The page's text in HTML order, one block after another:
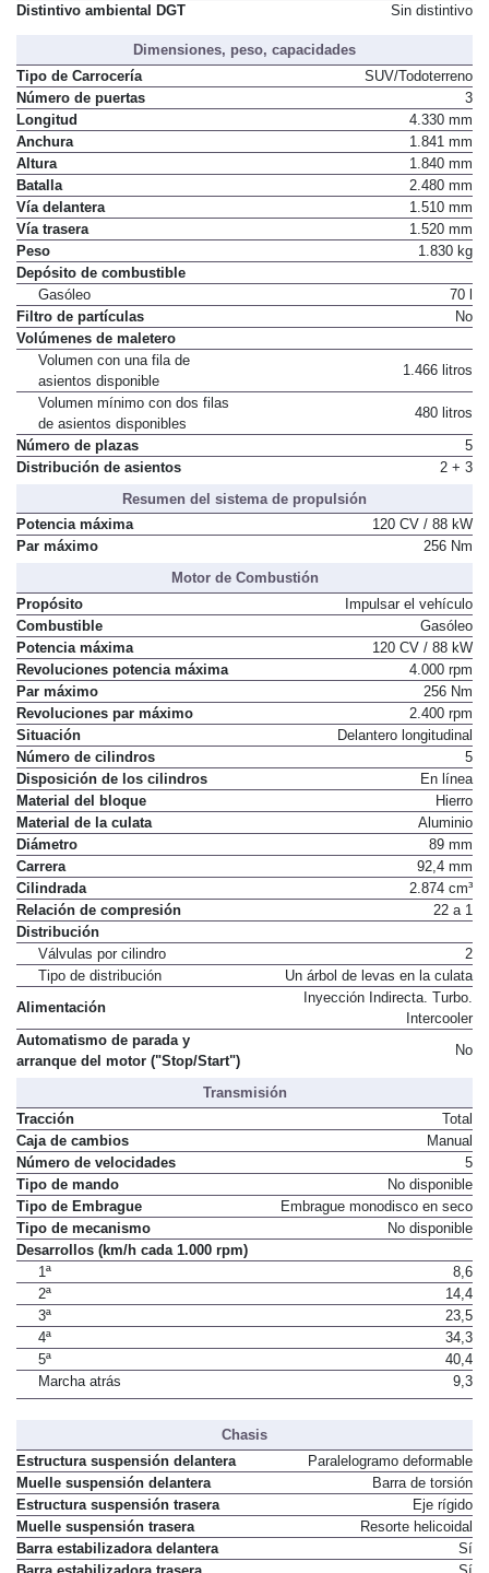
Distintivo ambiental DGT
Sin distintivo
Dimensiones, peso, capacidades
Tipo de Carrocería
SUV/Todoterreno
Número de puertas
3
Longitud
4.330 mm
Anchura
1.841 mm
Altura
1.840 mm
Batalla
2.480 mm
Vía delantera
1.510 mm
Vía trasera
1.520 mm
Peso
1.830 kg
Depósito de combustible
Gasóleo
70 l
Filtro de partículas
No
Volúmenes de maletero
Volumen con una fila de
asientos disponible
1.466 litros
Volumen mínimo con dos filas
de asientos disponibles
480 litros
Número de plazas
5
Distribución de asientos
2 + 3
Resumen del sistema de propulsión
Potencia máxima
120 CV / 88 kW
Par máximo
256 Nm
Motor de Combustión
Propósito
Impulsar el vehículo
Combustible
Gasóleo
Potencia máxima
120 CV / 88 kW
Revoluciones potencia máxima
4.000 rpm
Par máximo
256 Nm
Revoluciones par máximo
2.400 rpm
Situación
Delantero longitudinal
Número de cilindros
5
Disposición de los cilindros
En línea
Material del bloque
Hierro
Material de la culata
Aluminio
Diámetro
89 mm
Carrera
92,4 mm
Cilindrada
2.874 cm³
Relación de compresión
22 a 1
Distribución
Válvulas por cilindro
2
Tipo de distribución
Un árbol de levas en la culata
Alimentación
Inyección Indirecta. Turbo.
Intercooler
Automatismo de parada y
arranque del motor ("Stop/Start")
No
Transmisión
Tracción
Total
Caja de cambios
Manual
Número de velocidades
5
Tipo de mando
No disponible
Tipo de Embrague
Embrague monodisco en seco
Tipo de mecanismo
No disponible
Desarrollos (km/h cada 1.000 rpm)
1ª
8,6
2ª
14,4
3ª
23,5
4ª
34,3
5ª
40,4
Marcha atrás
9,3
Chasis
Estructura suspensión delantera
Paralelogramo deformable
Muelle suspensión delantera
Barra de torsión
Estructura suspensión trasera
Eje rígido
Muelle suspensión trasera
Resorte helicoidal
Barra estabilizadora delantera
Sí